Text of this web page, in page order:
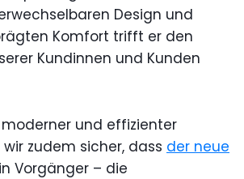
Design und
Komfort trifft er den
Kundinnen und Kunden
und effizienter
zudem sicher, dass der neue
Vorgänger – die